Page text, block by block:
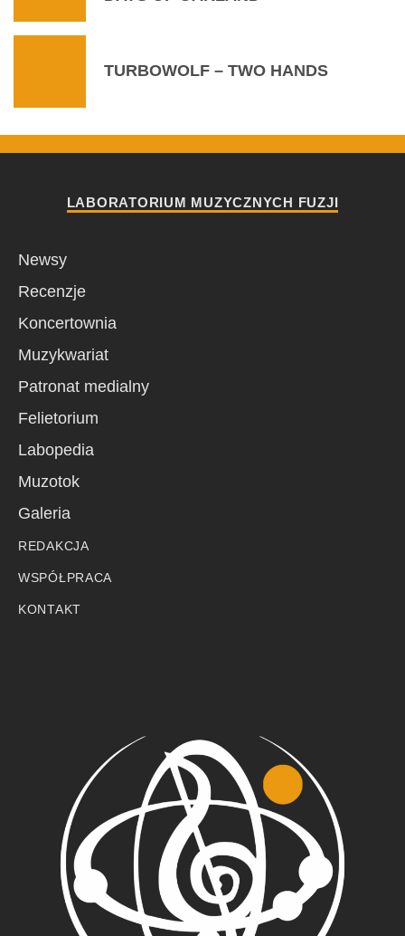
TURBOWOLF – TWO HANDS
LABORATORIUM MUZYCZNYCH FUZJI
Newsy
Recenzje
Koncertownia
Muzykwariat
Patronat medialny
Felietorium
Labopedia
Muzotok
Galeria
REDAKCJA
WSPÓŁPRACA
KONTAKT